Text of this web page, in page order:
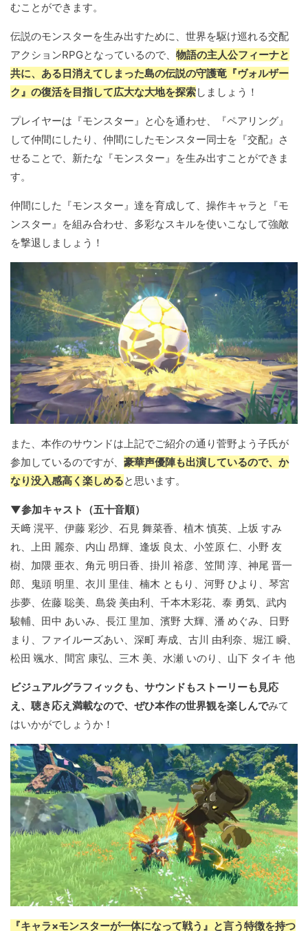
むことができます。
伝説のモンスターを生み出すために、世界を駆け巡れる交配
アクションRPGとなっているので、 物語の主人公フィーナと
共に、ある日消えてしまった島の伝説の守護竜『ヴォルザー
ク』の復活を目指して広大な大地を探索しましょう！
プレイヤーは『モンスター』と心を通わせ、『ペアリング』
して仲間にしたり、仲間にしたモンスター同士を『交配』さ
せることで、新たな『モンスター』を生み出すことができま
す。
仲間にした『モンスター』達を育成して、操作キャラと『モ
ンスター』を組み合わせ、多彩なスキルを使いこなして強敵
を撃退しましょう！
また、本作のサウンドは上記でご紹介の通り菅野よう子氏が
参加しているのですが、 豪華声優陣も出演しているので、か
なり没入感高く楽しめると思います。
▼参加キャスト（五十音順）
天﨑 滉平、伊藤 彩沙、石見 舞菜香、植木 慎英、上坂 すみ
れ、上田 麗奈、内山 昂輝、逢坂 良太、小笠原 仁、小野 友
樹、加隈 亜衣、角元 明日香、掛川 裕彦、笠間 淳、神尾 晋一
郎、鬼頭 明里、衣川 里佳、楠木 ともり、河野 ひより、琴宮
歩夢、佐藤 聡美、島袋 美由利、千本木彩花、泰 勇気、武内
駿輔、田中 あいみ、長江 里加、濱野 大輝、潘 めぐみ、日野
まり、ファイルーズあい、深町 寿成、古川 由利奈、堀江 瞬、
松田 颯水、間宮 康弘、三木 美、水瀬 いのり、山下 タイキ 他
ビジュアルグラフィックも、サウンドもストーリーも見応
え、聴き応え満載なので、ぜひ本作の世界観を楽しんでみて
はいかがでしょうか！
『キャラ×モンスターが一体になって戦う』と言う特徴を持つ